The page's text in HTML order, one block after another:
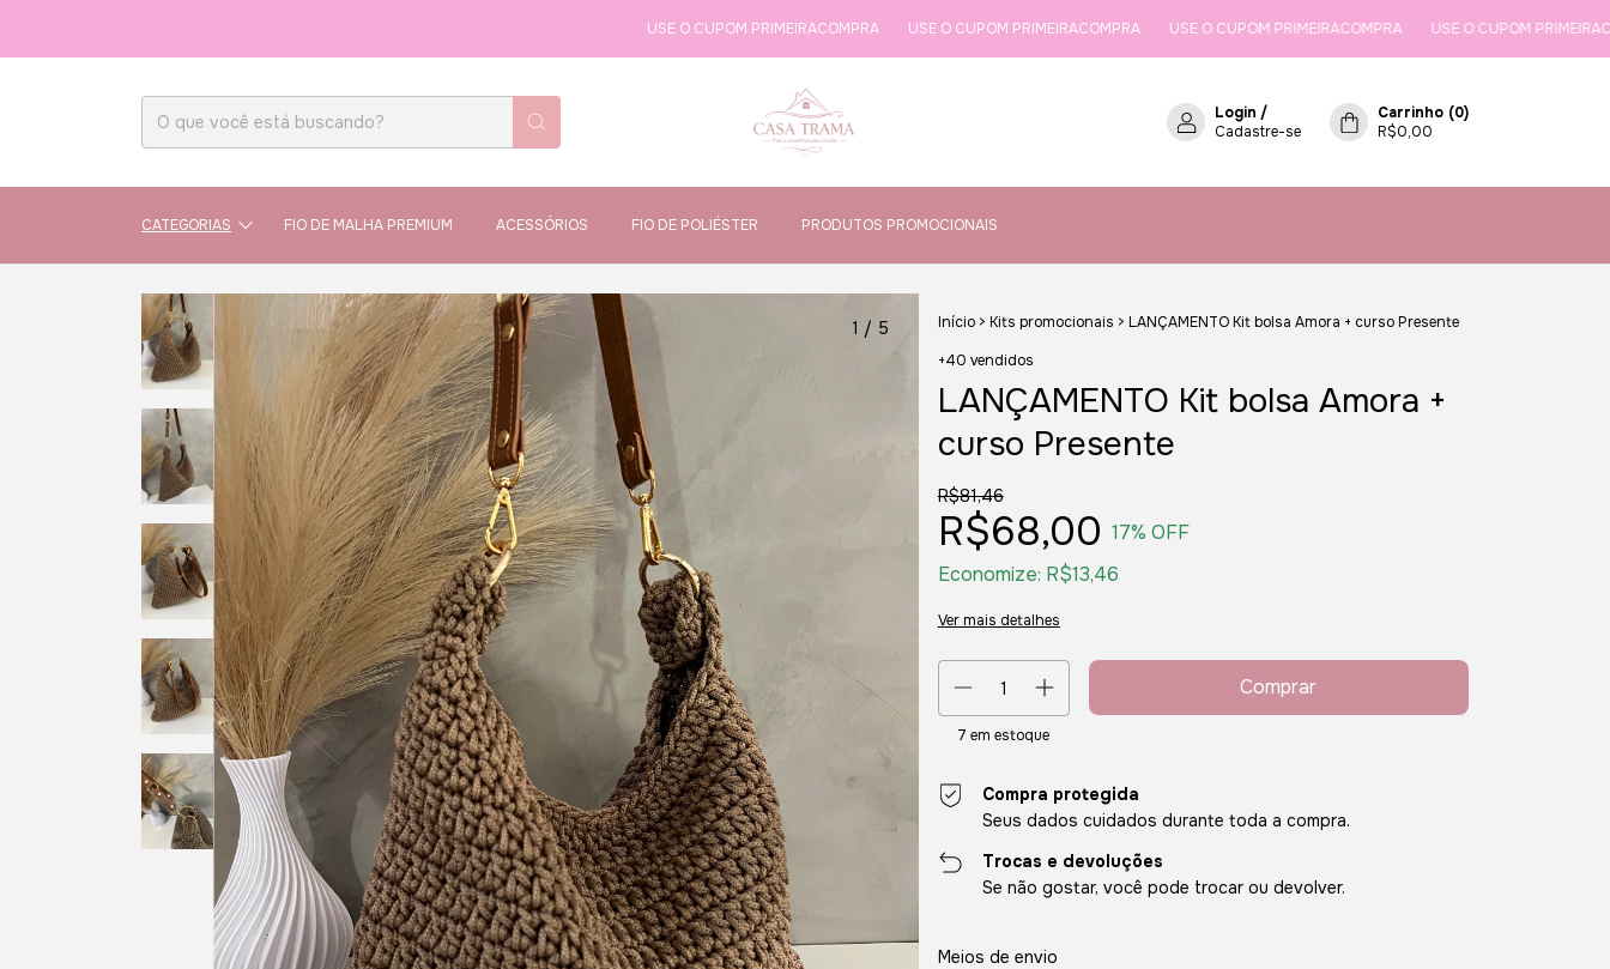
USE O CUPOM PRIMEIRACOMPRA USE O CUPOM PRIMEIRACOMPRA USE O CUPOM PRIMEIRACOMPRA USE O CUPOM PRIMEIRACOMPRA
Login /
Cadastre-se
Carrinho (0)
R$0,00
CATEGORIAS FIO DE MALHA PREMIUM ACESSÓRIOS FIO DE POLIÉSTER PRODUTOS PROMOCIONAIS
1 / 5 Início > Kits promocionais > LANÇAMENTO Kit bolsa Amora + curso Presente
+40 vendidos
LANÇAMENTO Kit bolsa Amora +
curso Presente
R$81,46
R$68,00 17% OFF
Economize: R$13,46
Ver mais detalhes
7 em estoque
Compra protegida
Seus dados cuidados durante toda a compra.
Trocas e devoluções
Se não gostar, você pode trocar ou devolver.
Entregas para o CEP:
Meios de envio